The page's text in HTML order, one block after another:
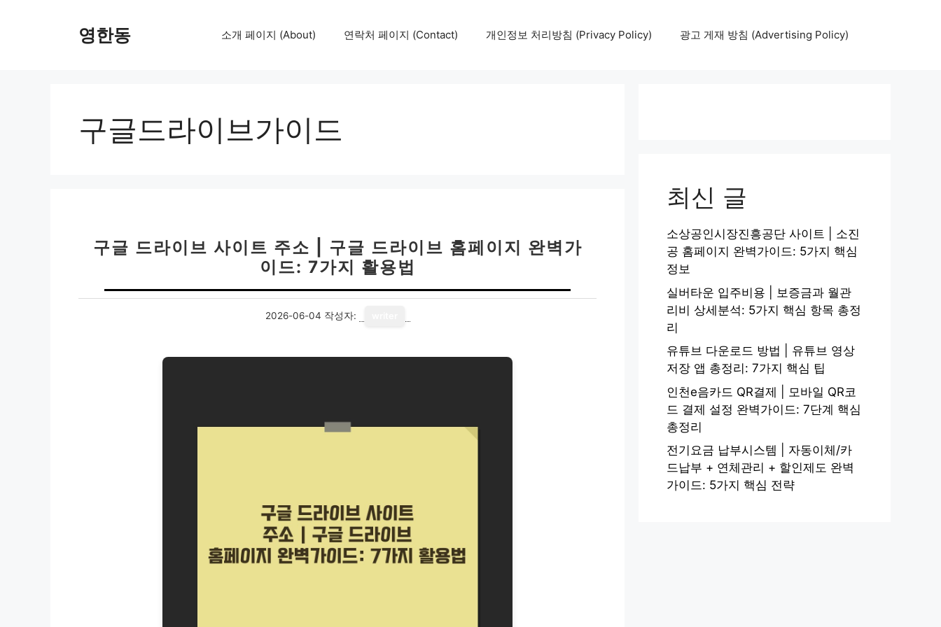
영한동 소개 페이지 (About) 연락처 페이지 (Contact) 개인정보 처리방침 (Privacy Policy) 광고 게재 방침 (Advertising Policy)
구글드라이브가이드
구글 드라이브 사이트 주소 | 구글 드라이브 홈페이지 완벽가
이드: 7가지 활용법
2026-06-04 작성자:
최신 글
소상공인시장진흥공단 사이트 | 소진
공 홈페이지 완벽가이드: 5가지 핵심
정보
실버타운 입주비용 | 보증금과 월관
리비 상세분석: 5가지 핵심 항목 총정
리
유튜브 다운로드 방법 | 유튜브 영상
저장 앱 총정리: 7가지 핵심 팁
인천e음카드 QR결제 | 모바일 QR코
드 결제 설정 완벽가이드: 7단계 핵심
총정리
전기요금 납부시스템 | 자동이체/카
드납부 + 연체관리 + 할인제도 완벽
가이드: 5가지 핵심 전략